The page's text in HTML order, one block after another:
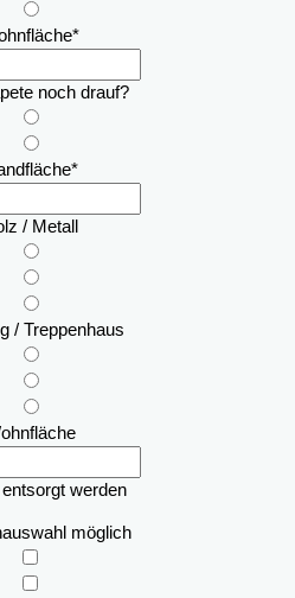
*
noch drauf?
*
/ Metall
/ Treppenhaus
werden
möglich